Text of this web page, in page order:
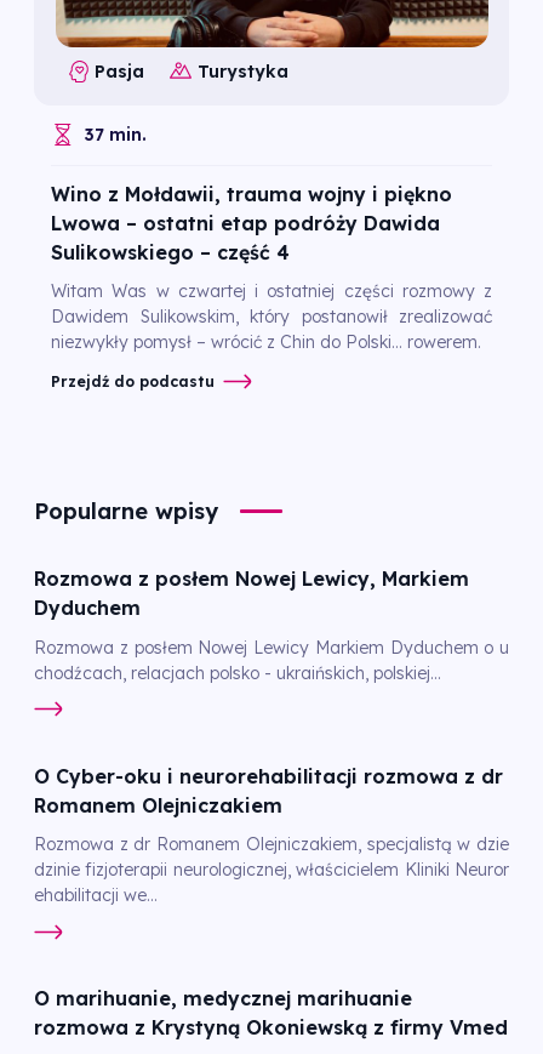
Pasja Turystyka
37 min.
Wino z Mołdawii, trauma wojny i piękno
Lwowa – ostatni etap podróży Dawida
Sulikowskiego – część 4
Witam Was w czwartej i ostatniej części rozmowy z
Dawidem Sulikowskim, który postanowił zrealizować
niezwykły pomysł – wrócić z Chin do Polski… rowerem.
Przejdź do podcastu
Popularne wpisy
Rozmowa z posłem Nowej Lewicy, Markiem
Dyduchem
Rozmowa z posłem Nowej Lewicy Markiem Dyduchem o u
chodźcach, relacjach polsko - ukraińskich, polskiej...
O Cyber-oku i neurorehabilitacji rozmowa z dr
Romanem Olejniczakiem
Rozmowa z dr Romanem Olejniczakiem, specjalistą w dzie
dzinie fizjoterapii neurologicznej, właścicielem Kliniki Neuror
ehabilitacji we...
O marihuanie, medycznej marihuanie
rozmowa z Krystyną Okoniewską z firmy Vmed